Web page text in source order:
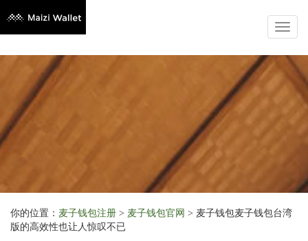
Toggle
你的位置： 麦子钱包注册 > 麦子钱包官网 > 麦子钱包麦子钱包台湾
版的高效性也让人惊叹不已